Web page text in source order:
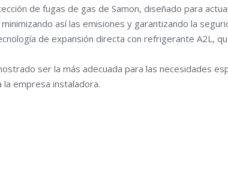
de fugas de gas de Samon, diseñado para
así las emisiones y garantizando la
de expansión directa con refrigerante A2L,
ser la más adecuada para las necesidades
empresa instaladora.